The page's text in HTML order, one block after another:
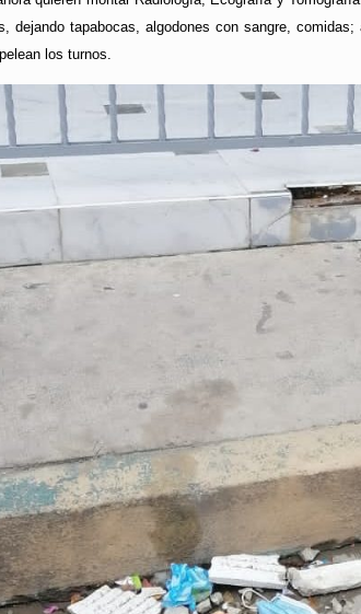
dejando tapabocas, algodones con sangre,
los turnos.